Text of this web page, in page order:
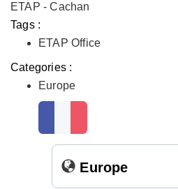
ETAP - Cachan
Tags :
ETAP Office
Categories :
Europe
Europe